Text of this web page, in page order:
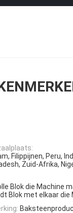
Filippijnen, Peru,
Zuid-Afrika,
Blok die Machine
Blok met elkaar die